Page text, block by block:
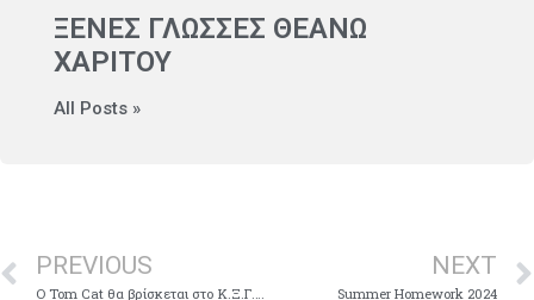
ΞΕΝΕΣ ΓΛΩΣΣΕΣ ΘΕΑΝΩ
ΧΑΡΙΤΟΥ
All Posts »
PREVIOUS
Ο Tom Cat θα βρίσκεται στο Κ.Ξ.Γ. ΘΕΑΝΩ ΧΑΡΙΤΟΥ Παρασκευή 26 Απριλίου 2024 και ώρα 18:00
NEXT
Summer Homework 2024